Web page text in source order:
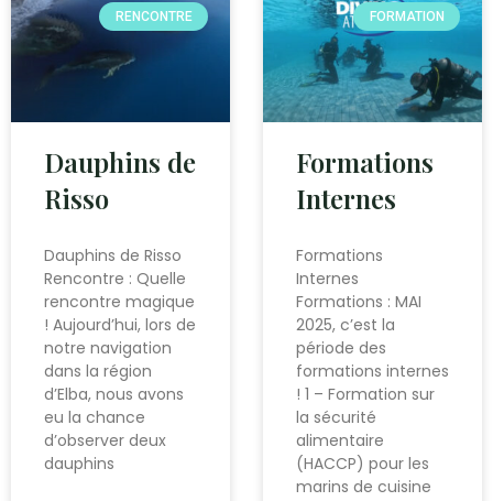
RENCONTRE
Dauphins de
Risso
Dauphins de Risso
Rencontre : Quelle
rencontre magique
! Aujourd’hui, lors de
notre navigation
dans la région
d’Elba, nous avons
eu la chance
d’observer deux
dauphins
FORMATION
Formations
Internes
Formations
Internes
Formations : MAI
2025, c’est la
période des
formations internes
! 1 – Formation sur
la sécurité
alimentaire
(HACCP) pour les
marins de cuisine